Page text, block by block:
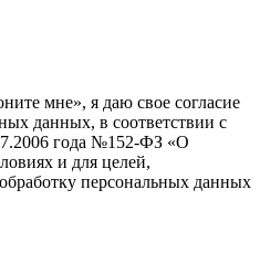
мне», я даю свое согласие
данных, в соответствии с
года №152-ФЗ «О
и для целей,
персональных данных